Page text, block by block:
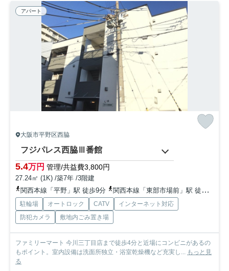
アパート
大阪市平野区西脇
フジパレス西脇Ⅲ番館
5.4万円 管理/共益費3,800円
27.24㎡ (1K) /築7年 /3階建
関西本線「平野」駅 徒歩9分
関西本線「東部市場前」駅 徒歩15分
駐輪場 オートロック CATV
インターネット対応
防犯カメラ
敷地内ごみ置き場
ファミリーマート 今川三丁目店まで徒歩4分と近場にコンビニがあるの
もポイント。室内設備は洗面所独立・浴室乾燥機など充実し... もっと見
る